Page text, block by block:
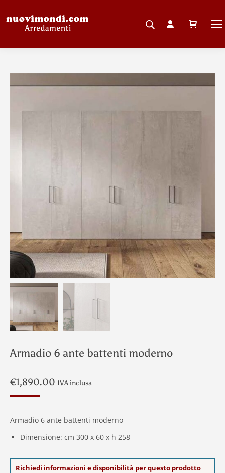
Armadio 6 ante battenti moderno
€1,890.00 IVA inclusa
Armadio 6 ante battenti moderno
Dimensione: cm 300 x 60 x h 258
Richiedi informazioni e disponibilità per questo prodotto